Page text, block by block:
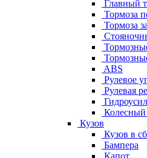
Главный
Тормоза
Тормоза
ABS
Рулевое
Рулевая
Колесный
Кузов
Кузов в
Бампера
Капот